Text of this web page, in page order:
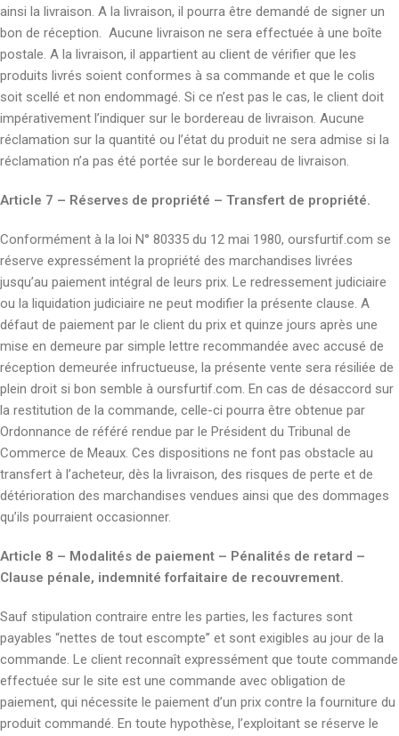
ainsi la livraison. A la livraison, il pourra être demandé de signer un
bon de réception. Aucune livraison ne sera effectuée à une boîte
postale. A la livraison, il appartient au client de vérifier que les
produits livrés soient conformes à sa commande et que le colis
soit scellé et non endommagé. Si ce n’est pas le cas, le client doit
impérativement l’indiquer sur le bordereau de livraison. Aucune
réclamation sur la quantité ou l’état du produit ne sera admise si la
réclamation n’a pas été portée sur le bordereau de livraison.
Article 7 – Réserves de propriété – Transfert de propriété.
Conformément à la loi N° 80335 du 12 mai 1980, oursfurtif.com se
réserve expressément la propriété des marchandises livrées
jusqu’au paiement intégral de leurs prix. Le redressement judiciaire
ou la liquidation judiciaire ne peut modifier la présente clause. A
défaut de paiement par le client du prix et quinze jours après une
mise en demeure par simple lettre recommandée avec accusé de
réception demeurée infructueuse, la présente vente sera résiliée de
plein droit si bon semble à oursfurtif.com. En cas de désaccord sur
la restitution de la commande, celle-ci pourra être obtenue par
Ordonnance de référé rendue par le Président du Tribunal de
Commerce de Meaux. Ces dispositions ne font pas obstacle au
transfert à l’acheteur, dès la livraison, des risques de perte et de
détérioration des marchandises vendues ainsi que des dommages
qu’ils pourraient occasionner.
Article 8 – Modalités de paiement – Pénalités de retard –
Clause pénale, indemnité forfaitaire de recouvrement.
Sauf stipulation contraire entre les parties, les factures sont
payables “nettes de tout escompte” et sont exigibles au jour de la
commande. Le client reconnaît expressément que toute commande
effectuée sur le site est une commande avec obligation de
paiement, qui nécessite le paiement d’un prix contre la fourniture du
produit commandé. En toute hypothèse, l’exploitant se réserve le